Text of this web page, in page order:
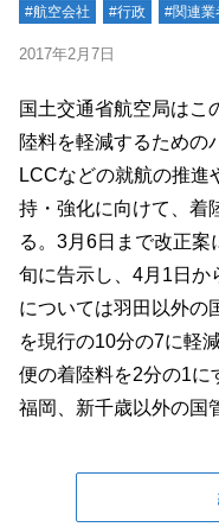
#航空会社 #行政 #関連業
2017年2月7日
国土交通省航空局はこ
陸料を軽減するための
LCCなどの就航の推進
持・強化に向けて、着
る。3月6日まで改正
旬に告示し、4月1日か
については羽田以外の
を現行の10分の7に軽
便の着陸料を2分の1に
福岡、新千歳以外の国